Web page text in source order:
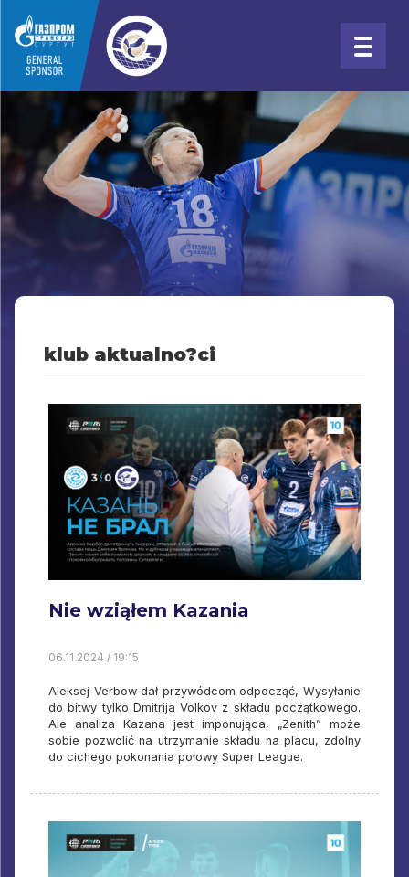
klub aktualno?ci
Nie wziąłem Kazania
06.11.2024 / 19:15
Aleksej Verbow dał przywódcom odpocząć, Wysyłanie
do bitwy tylko Dmitrija Volkov z składu początkowego.
Ale analiza Kazana jest imponująca, „Zenith” może
sobie pozwolić na utrzymanie składu na placu, zdolny
do cichego pokonania połowy Super League.